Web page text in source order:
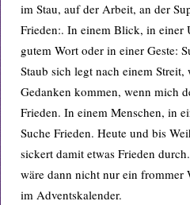
im Stau, auf der Arbeit, an der
Frieden:. In einem Blick, in einer
gutem Wort oder in einer Geste:
Staub sich legt nach einem
Gedanken kommen, wenn mich
Frieden. In einem Menschen, in
Suche Frieden. Heute und bis
sickert damit etwas Frieden
wäre dann nicht nur ein frommer
im Adventskalender.